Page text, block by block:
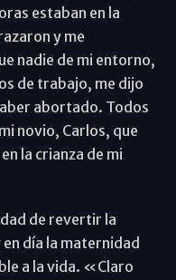
estaban en la
y me
nadie de mi entorno,
de trabajo, me dijo
abortado. Todos
novio, Carlos, que
la crianza de mi
de revertir la
día la maternidad
a la vida. «Claro